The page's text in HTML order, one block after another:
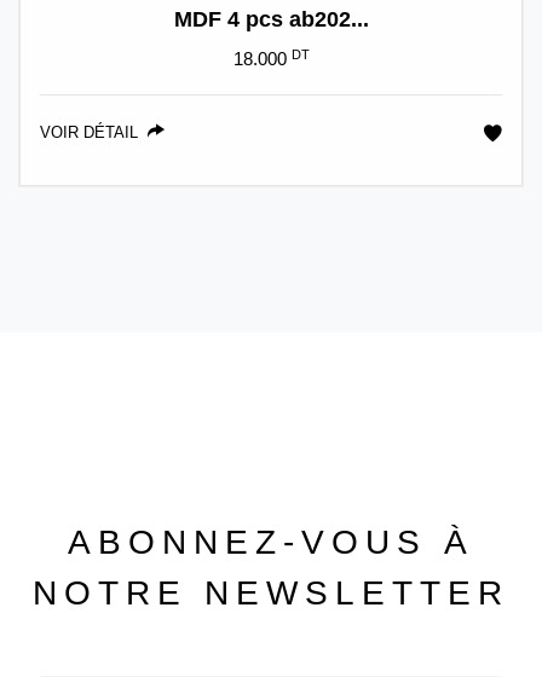
MDF 4 pcs ab202...
18.000 DT
VOIR DÉTAIL
ABONNEZ-VOUS À
NOTRE NEWSLETTER